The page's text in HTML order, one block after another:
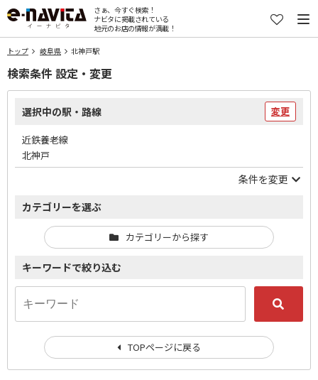
さぁ、今すぐ検索！
ナビタに掲載されている
地元のお店の情報が満載！
トップ 岐阜県 北神戸駅
検索条件 設定・変更
選択中の駅・路線 変更
近鉄養老線
北神戸
条件を変更
カテゴリーを選ぶ
カテゴリーから探す
キーワードで絞り込む
TOPページに戻る